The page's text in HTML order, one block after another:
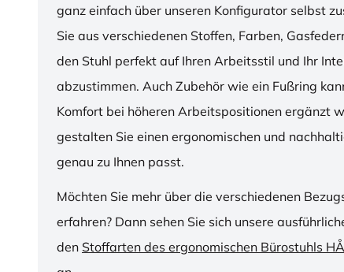
ganz einfach über unseren Konfigurator selbst
Sie aus verschiedenen Stoffen, Farben,
den Stuhl perfekt auf Ihren Arbeitsstil und Ihr
abzustimmen. Auch Zubehör wie ein Fußring
Komfort bei höheren Arbeitspositionen ergänzt
gestalten Sie einen ergonomischen und
genau zu Ihnen passt.
Möchten Sie mehr über die verschiedenen
erfahren? Dann sehen Sie sich unsere
den Stoffarten des ergonomischen Bürostuhls